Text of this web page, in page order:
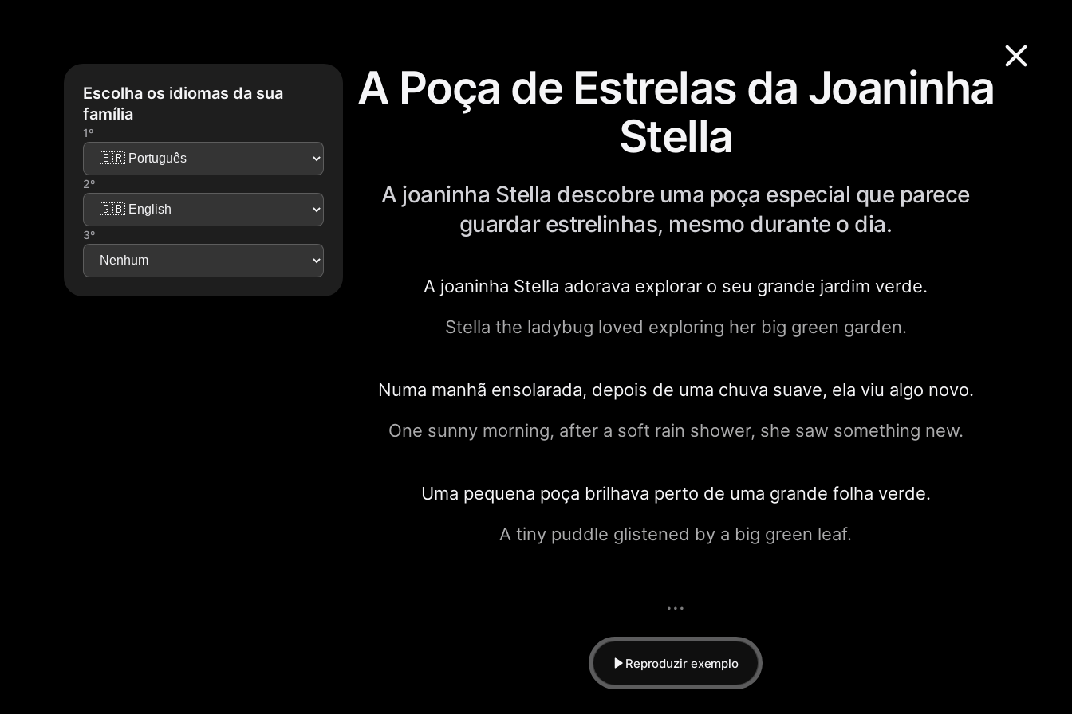
Escolha os idiomas da sua
família
1º
2º
3º
A Poça de Estrelas da Joaninha
Stella
A joaninha Stella descobre uma poça especial que parece
guardar estrelinhas, mesmo durante o dia.
A joaninha Stella adorava explorar o seu grande jardim verde.
Stella the ladybug loved exploring her big green garden.
Numa manhã ensolarada, depois de uma chuva suave, ela viu algo novo.
One sunny morning, after a soft rain shower, she saw something new.
Uma pequena poça brilhava perto de uma grande folha verde.
A tiny puddle glistened by a big green leaf.
...
Reproduzir exemplo